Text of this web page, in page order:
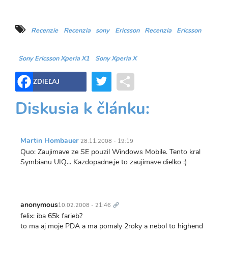
Recenzie Recenzia sony Ericsson Recenzia Ericsson
Sony Ericsson Xperia X1 Sony Xperia X
ZDIEĽAJ Twitter
Diskusia k článku:
Martin Hombauer 28.11.2008 - 19:19
Quo: Zaujimave ze SE pouzil Windows Mobile. Tento kral
Symbianu UIQ... Kazdopadne,je to zaujimave dielko :)
anonymous10.02.2008 - 21:46 odkaz
felix: iba 65k farieb?
to ma aj moje PDA a ma pomaly 2roky a nebol to highend